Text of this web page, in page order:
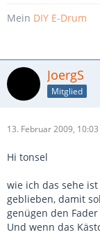
Mein DIY E-Drum
JoergS
Mitglied
13. Februar 2009, 10:03
Hi tonsel
wie ich das sehe
geblieben, damit
genügen den
Und wenn das